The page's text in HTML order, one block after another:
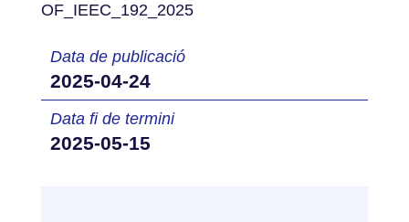
OF_IEEC_192_2025
Data de publicació
2025-04-24
Data fi de termini
2025-05-15